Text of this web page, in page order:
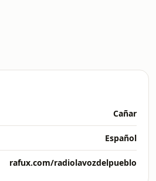
Cañar
Español
rafux.com/radiolavozdelpueblo